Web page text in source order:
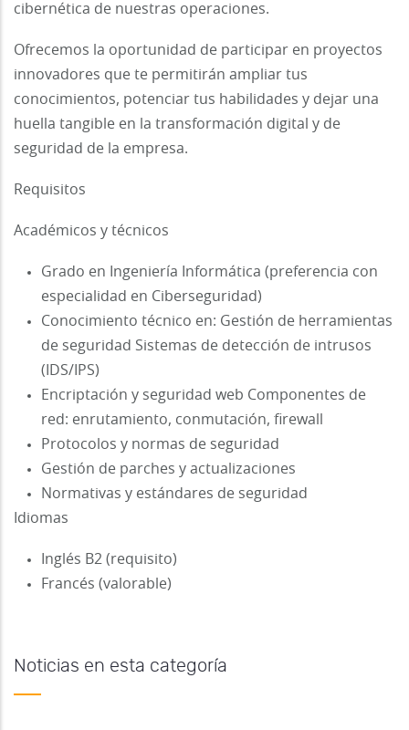
cibernética de nuestras operaciones.
Ofrecemos la oportunidad de participar en proyectos
innovadores que te permitirán ampliar tus
conocimientos, potenciar tus habilidades y dejar una
huella tangible en la transformación digital y de
seguridad de la empresa.
Requisitos
Académicos y técnicos
Grado en Ingeniería Informática (preferencia con
especialidad en Ciberseguridad)
Conocimiento técnico en: Gestión de herramientas
de seguridad Sistemas de detección de intrusos
(IDS/IPS)
Encriptación y seguridad web Componentes de
red: enrutamiento, conmutación, firewall
Protocolos y normas de seguridad
Gestión de parches y actualizaciones
Normativas y estándares de seguridad
Idiomas
Inglés B2 (requisito)
Francés (valorable)
Noticias en esta categoría